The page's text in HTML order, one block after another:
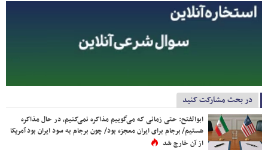
در بحث مشارکت کنید
ابوالفتح: حتی زمانی که می‌گوییم مذاکره نمی‌کنیم، در حال مذاکره
هستیم/ برجام برای ایران معجزه بود/ چون برجام به سود ایران بود آمریکا
از آن خارج شد